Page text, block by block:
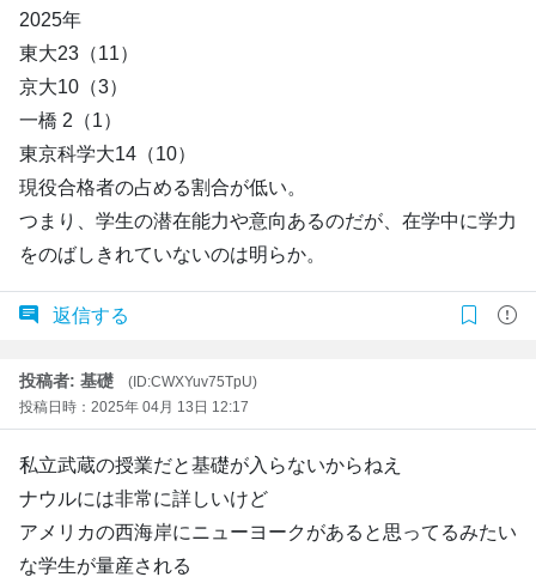
2025年
東大23（11）
京大10（3）
一橋 2（1）
東京科学大14（10）
現役合格者の占める割合が低い。
つまり、学生の潜在能力や意向あるのだが、在学中に学力
をのばしきれていないのは明らか。
返信する
投稿者: 基礎
(ID:CWXYuv75TpU)
投稿日時：2025年 04月 13日 12:17
私立武蔵の授業だと基礎が入らないからねえ
ナウルには非常に詳しいけど
アメリカの西海岸にニューヨークがあると思ってるみたい
な学生が量産される